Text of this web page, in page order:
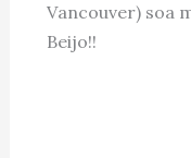
Vancouver) soa
Beijo!!